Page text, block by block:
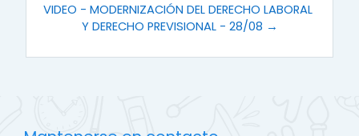
VIDEO - MODERNIZACIÓN DEL DERECHO LABORAL
Y DERECHO PREVISIONAL - 28/08 →